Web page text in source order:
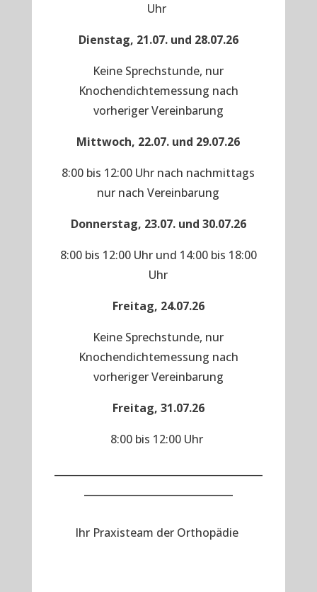
Uhr
Dienstag, 21.07. und 28.07.26
Keine Sprechstunde, nur
Knochendichtemessung nach
vorheriger Vereinbarung
Mittwoch, 22.07. und 29.07.26
8:00 bis 12:00 Uhr nach nachmittags
nur nach Vereinbarung
Donnerstag, 23.07. und 30.07.26
8:00 bis 12:00 Uhr und 14:00 bis 18:00
Uhr
Freitag, 24.07.26
Keine Sprechstunde, nur
Knochendichtemessung nach
vorheriger Vereinbarung
Freitag, 31.07.26
8:00 bis 12:00 Uhr
Ihr Praxisteam der Orthopädie